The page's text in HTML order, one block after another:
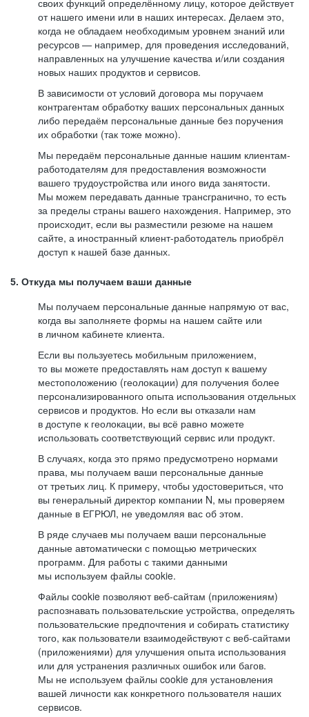
своих функций определённому лицу, которое действует
от нашего имени или в наших интересах. Делаем это,
когда не обладаем необходимым уровнем знаний или
ресурсов — например, для проведения исследований,
направленных на улучшение качества и/или создания
новых наших продуктов и сервисов.
В зависимости от условий договора мы поручаем
контрагентам обработку ваших персональных данных
либо передаём персональные данные без поручения
их обработки (так тоже можно).
Мы передаём персональные данные нашим клиентам-
работодателям для предоставления возможности
вашего трудоустройства или иного вида занятости.
Мы можем передавать данные трансгранично, то есть
за пределы страны вашего нахождения. Например, это
происходит, если вы разместили резюме на нашем
сайте, а иностранный клиент-работодатель приобрёл
доступ к нашей базе данных.
5. Откуда мы получаем ваши данные
Мы получаем персональные данные напрямую от вас,
когда вы заполняете формы на нашем сайте или
в личном кабинете клиента.
Если вы пользуетесь мобильным приложением,
то вы можете предоставлять нам доступ к вашему
местоположению (геолокации) для получения более
персонализированного опыта использования отдельных
сервисов и продуктов. Но если вы отказали нам
в доступе к геолокации, вы всё равно можете
использовать соответствующий сервис или продукт.
В случаях, когда это прямо предусмотрено нормами
права, мы получаем ваши персональные данные
от третьих лиц. К примеру, чтобы удостовериться, что
вы генеральный директор компании N, мы проверяем
данные в ЕГРЮЛ, не уведомляя вас об этом.
В ряде случаев мы получаем ваши персональные
данные автоматически с помощью метрических
программ. Для работы с такими данными
мы используем файлы cookie.
Файлы cookie позволяют веб-сайтам (приложениям)
распознавать пользовательские устройства, определять
пользовательские предпочтения и собирать статистику
того, как пользователи взаимодействуют с веб-сайтами
(приложениями) для улучшения опыта использования
или для устранения различных ошибок или багов.
Мы не используем файлы cookie для установления
вашей личности как конкретного пользователя наших
сервисов.